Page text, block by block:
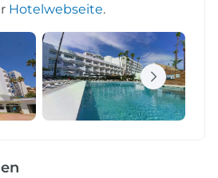
Hotelwebseite.